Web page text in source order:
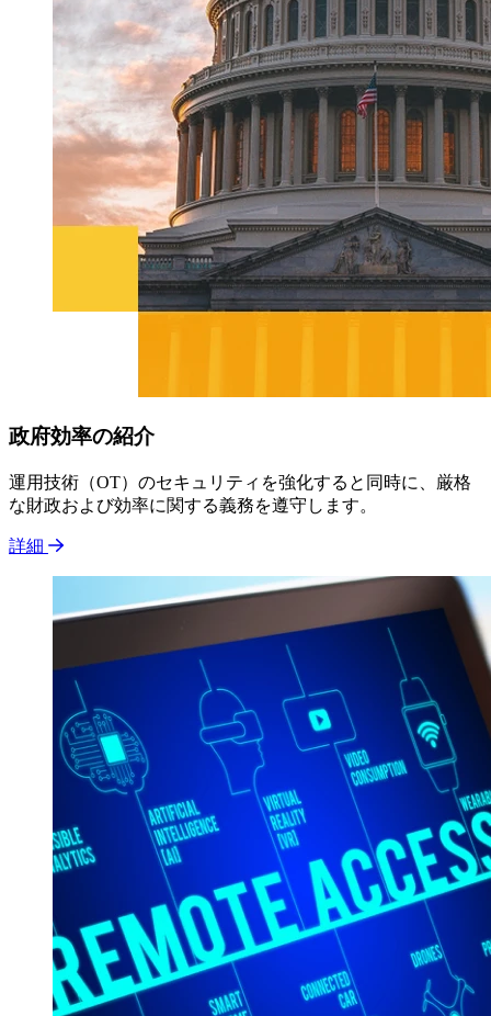
政府効率の紹介
運用技術（OT）のセキュリティを強化すると同時に、厳格
な財政および効率に関する義務を遵守します。
詳細